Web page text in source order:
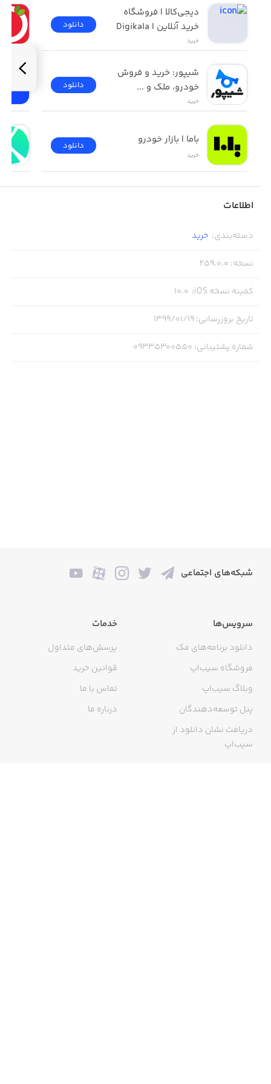
خرید آنلاین | Digikala
خرید
دانلود
خودرو، ملک و ...
خرید
دانلود
باما | بازار خودرو
خرید
دانلود
اطلاعات
دسته‌بندی: خرید
نسخه:
259.0.0
کمینه نسخه iOS :
10.0
تاریخ بروزرسانی: ۱۳۹۹/۰۱/۱۹
شماره پشتیبانی:
09335300550
شبکه‌های اجتماعی
سرویس‌ها
دانلود برنامه‌های مک
فروشگاه سیب‌اپ
وبلاگ سیب‌اپ
پنل توسعه‌دهندگان
دریافت نشان دانلود از
سیب‌اپ
خدمات
پرسش‌های متداول
قوانین خرید
تماس با ما
درباره ما